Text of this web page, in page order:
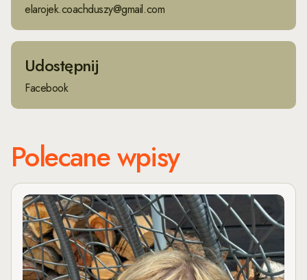
elarojek.coachduszy@gmail.com
Udostępnij
Facebook
Polecane wpisy